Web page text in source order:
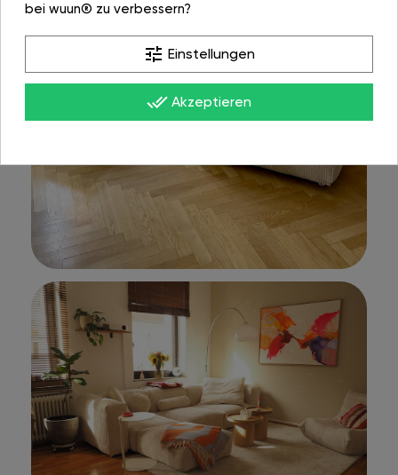
bei wuun® zu verbessern?
tune Einstellungen
done_all Akzeptieren